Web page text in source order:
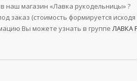
наш магазин «Лавка рукодельницы» ?
заказ (стоимость формируется
Вы можете узнать в группе ЛАВКА